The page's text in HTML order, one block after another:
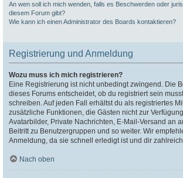
An wen soll ich mich wenden, falls es Beschwerden oder
diesem Forum gibt?
Wie kann ich einen Administrator des Boards kontaktieren?
Registrierung und Anmeldung
Wozu muss ich mich registrieren?
Eine Registrierung ist nicht unbedingt zwingend. Die
dieses Forums entscheidet, ob du registriert sein
schreiben. Auf jeden Fall erhältst du als registriertes
zusätzliche Funktionen, die Gästen nicht zur
Avatarbilder, Private Nachrichten, E-Mail-Versand an
Beitritt zu Benutzergruppen und so weiter. Wir
Anmeldung, da sie schnell erledigt ist und dir
Nach oben